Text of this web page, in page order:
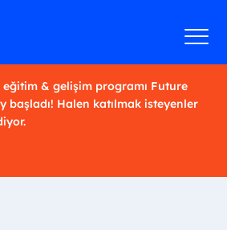
eğitim & gelişim programı Future
başladı! Halen katılmak isteyenler